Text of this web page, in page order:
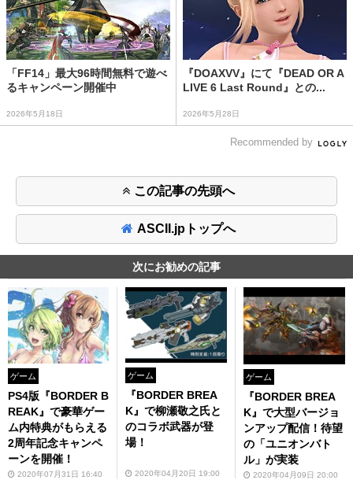
「FF14」最大96時間無料で遊べ
るキャンペーン開催中
2026年5月18日
『DOAXVV』にて『DEAD OR A
LIVE 6 Last Round』との...
2026年5月28日
Recommended by
この記事の先頭へ
ASCII.jpトップへ
次にお勧めの記事
ゲーム
PS4版『BORDER B
REAK』で豪華ゲー
ム内特典がもらえる
2周年記念キャンペ
ーンを開催！
2020年07月31日 16:40
ゲーム
『BORDER BREA
K』で柳瀬敬之氏と
のコラボ武器が登
場！
2020年04月20日 19:00
ゲーム
『BORDER BREA
K』で大型バージョ
ンアップ配信！待望
の「ユニオンバト
ル」が実装
2020年04月09日 20:00